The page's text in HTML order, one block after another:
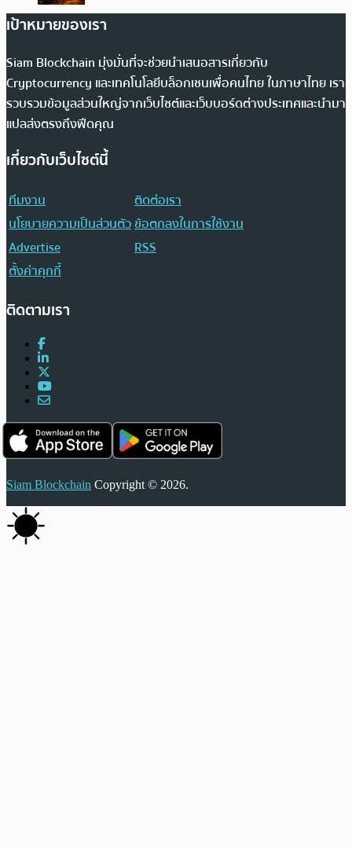
เป้าหมายของเรา
Siam Blockchain มุ่งมั่นที่จะช่วยนำเสนอสารเกี่ยวกับ
Cryptocurrency และเทคโนโลยีบล็อกเชนเพื่อคนไทย ในภาษาไทย เรา
รวบรวมข้อมูลส่วนใหญ่จากเว็บไซต์และเว็บบอร์ดต่างประเทศและนำมา
แปลส่งตรงถึงฟีดคุณ
เกี่ยวกับเว็บไซต์นี้
ทีมงาน
ติดต่อเรา
นโยบายความเป็นส่วนตัวข้อตกลงในการใช้งาน
Advertise
RSS
ตั้งค่าคุกกี้
ติดตามเรา
Siam Blockchain Copyright © 2026.